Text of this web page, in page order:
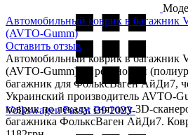
Volkswagen Passat B9 2023-
Автомобильный коврик в багажник
(AVTO-Gumm)
Оставить отзыв
Автомобильный коврик в багажник
(AVTO-Gumm) — резиновый
багажник для ФольксВаген АйДи7,
Украинский производитель AVTO-
коврик по лекалу, снятому 3D-
багажника ФольксВаген АйДи7.